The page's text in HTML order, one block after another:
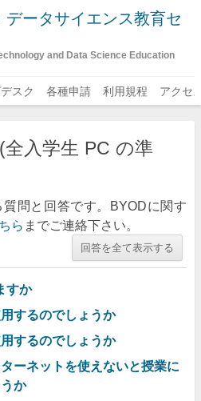
データサイエンス教育セ
and Data Science Education
スク 各種申請 利用規程 アクセ
入学生 PC の準
問と回答です。BYODに関す
ら までご連絡下さい。
すか
するのでしょうか
するのでしょうか
ーネットを使えないと授業に
か